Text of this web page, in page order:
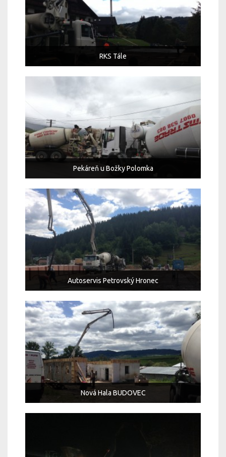
RKS Tále
Pekáreň u Božky Polomka
Autoservis Petrovský Hronec
Nová Hala BUDOVEC